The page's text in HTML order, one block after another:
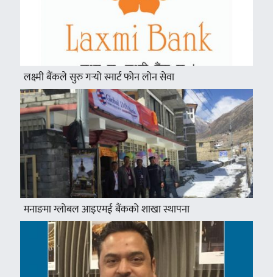
लक्ष्मी बैंकले सुरु गर्‍यो स्मार्ट फोन लोन सेवा
मनाङमा ग्लोबल आइएमई बैंकको शाखा स्थापना